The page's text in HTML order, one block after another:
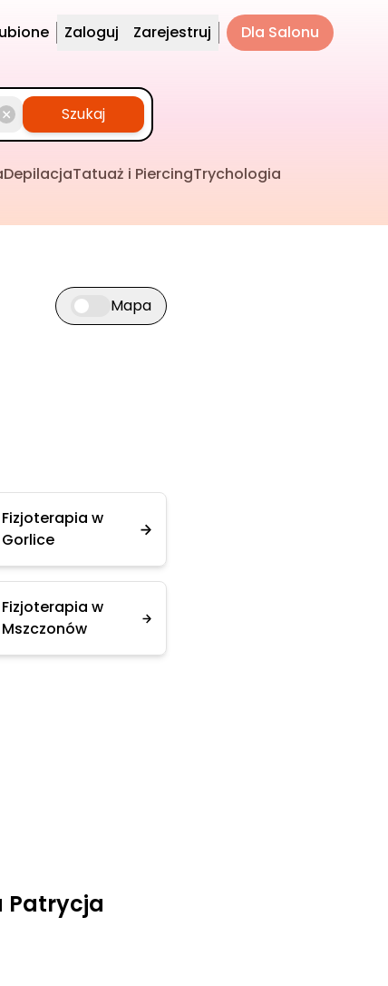
Zaloguj Zarejestruj Dla Salonu
Szukaj
DepilacjaTatuaż i PiercingTrychologia
Przełącz widok mapy
Mapa
Fizjoterapia w
Gorlice
Fizjoterapia w
Mszczonów
Patrycja